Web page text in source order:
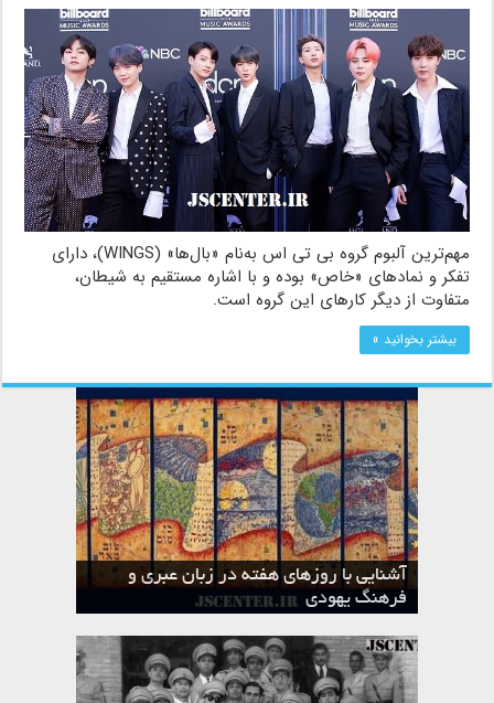
مهم‌ترین آلبوم گروه بی تی اس به‌نام «بال‌ها» (WINGS)، دارای
تفکر و نمادهای «خاص» بوده و با اشاره مستقیم به شیطان،
متفاوت از دیگر کارهای این گروه است.
بیشتر بخوانید »
آشنایی با روزهای هفته در زبان عبری و
فرهنگ یهودی
ماه نیسان در تقویم عبری و میراث یهود
تقویم عبری
ماه شواط در تقویم عبری و میراث یهود
ماه طوت در تقویم عبری و میراث یهود
ماه حشوان در تقویم عبری و میراث یهود
ماه تیشری در تقویم عبری و میراث یهود
ماه الول در تقویم عبری و میراث یهود